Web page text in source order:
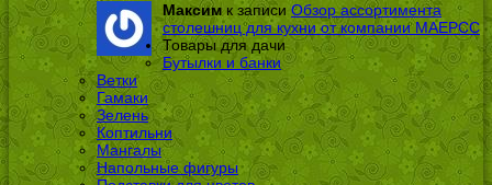
Максимк записи Обзор ассортимента
столешниц для кухни от компании МАЕРСС
Товары для дачи
Бутылки и банки
Ветки
Гамаки
Зелень
Коптильни
Мангалы
Напольные фигуры